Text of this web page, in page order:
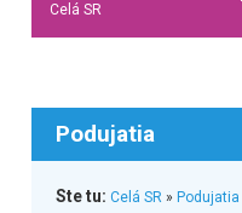
Celá SR
Podujatia
Ste tu: Celá SR» Podujatia